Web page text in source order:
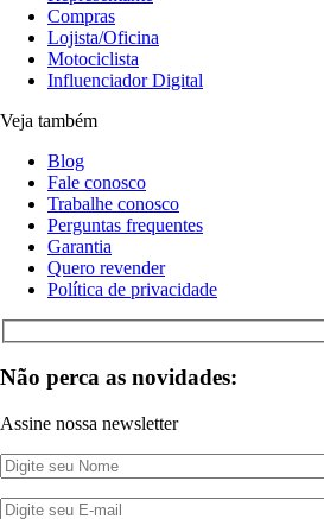
Compras
Lojista/Oficina
Motociclista
Influenciador Digital
Veja também
Blog
Fale conosco
Trabalhe conosco
Perguntas frequentes
Garantia
Quero revender
Política de privacidade
Não perca as novidades:
Assine nossa newsletter